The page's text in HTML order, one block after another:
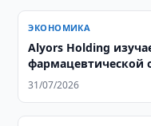
ЭКОНОМИКА
Alyors Holding
фармацевтической
31/07/2026